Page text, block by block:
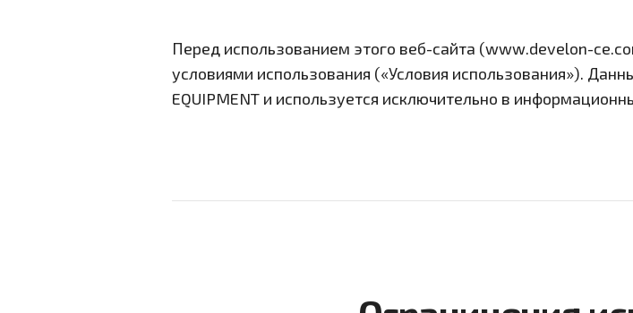
Перед использованием этого веб-сайта (www.develon-
условиями использования («Условия использования»).
EQUIPMENT и используется исключительно в